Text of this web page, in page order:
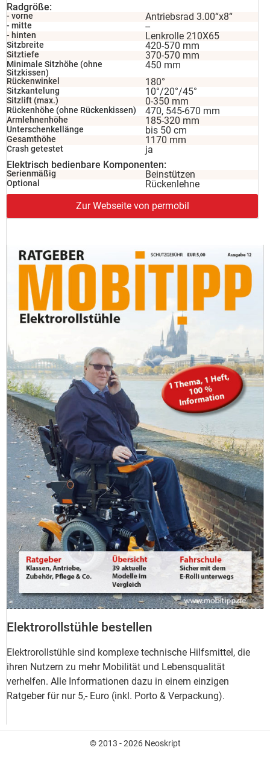
Radgröße:
- vorne Antriebsrad 3.00“x8“
- mitte --
- hinten Lenkrolle 210X65
Sitzbreite 420-570 mm
Sitztiefe 370-570 mm
Minimale Sitzhöhe (ohne
Sitzkissen)
450 mm
Rückenwinkel 180°
Sitzkantelung 10°/20°/45°
Sitzlift (max.) 0-350 mm
Rückenhöhe (ohne Rückenkissen) 470, 545-670 mm
Armlehnenhöhe 185-320 mm
Unterschenkellänge bis 50 cm
Gesamthöhe 1170 mm
Crash getestet
ja
Elektrisch bedienbare Komponenten:
Serienmäßig Beinstützen
Optional
Rückenlehne
Zur Webseite von permobil
Elektrorollstühle bestellen
Elektrorollstühle sind komplexe technische Hilfsmittel, die
ihren Nutzern zu mehr Mobilität und Lebensqualität
verhelfen. Alle Informationen dazu in einem einzigen
Ratgeber für nur 5,- Euro (inkl. Porto & Verpackung).
© 2013 - 2026 Neoskript